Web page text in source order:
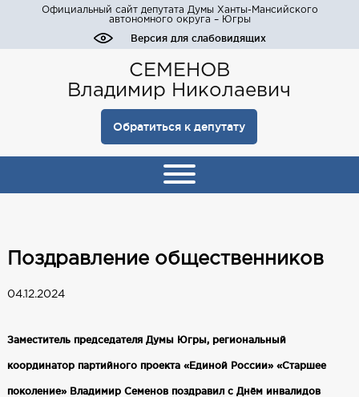
Официальный сайт депутата Думы Ханты-Мансийского
автономного округа – Югры
Версия для слабовидящих
СЕМЕНОВ
Владимир Николаевич
Обратиться к депутату
Поздравление общественников
04.12.2024
Заместитель председателя Думы Югры, региональный
координатор партийного проекта «Единой России» «Старшее
поколение» Владимир Семенов поздравил с Днём инвалидов